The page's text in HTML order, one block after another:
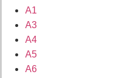
A1
A3
A4
A5
A6